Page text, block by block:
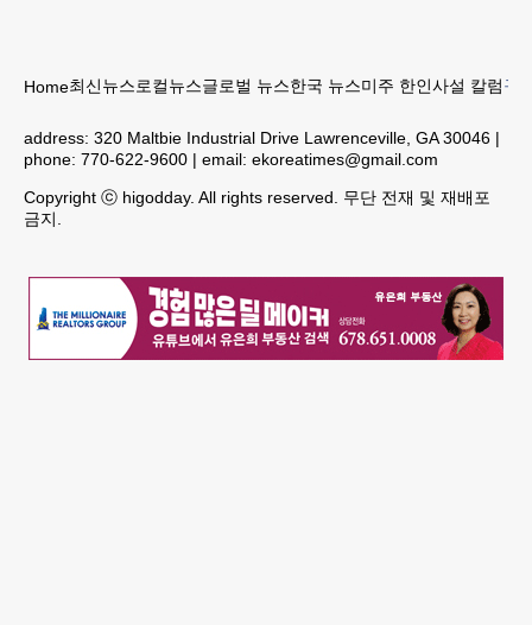
Home최신뉴스로컬뉴스글로벌 뉴스한국 뉴스미주 한인사설 칼럼구
address: 320 Maltbie Industrial Drive Lawrenceville, GA 30046 |
phone: 770-622-9600 | email: ekoreatimes@gmail.com
Copyright ⓒ higodday. All rights reserved. 무단 전재 및 재배포
금지.